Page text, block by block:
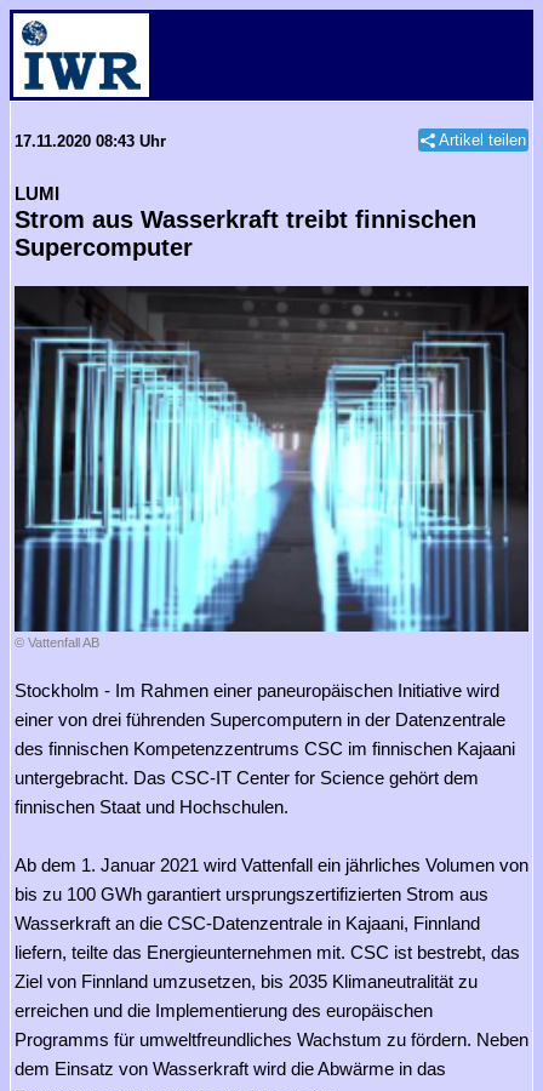
17.11.2020 08:43 Uhr Artikel teilen
LUMI
Strom aus Wasserkraft treibt finnischen
Supercomputer
© Vattenfall AB
Stockholm - Im Rahmen einer paneuropäischen Initiative wird
einer von drei führenden Supercomputern in der Datenzentrale
des finnischen Kompetenzzentrums CSC im finnischen Kajaani
untergebracht. Das CSC-IT Center for Science gehört dem
finnischen Staat und Hochschulen.
Ab dem 1. Januar 2021 wird Vattenfall ein jährliches Volumen von
bis zu 100 GWh garantiert ursprungszertifizierten Strom aus
Wasserkraft an die CSC-Datenzentrale in Kajaani, Finnland
liefern, teilte das Energieunternehmen mit. CSC ist bestrebt, das
Ziel von Finnland umzusetzen, bis 2035 Klimaneutralität zu
erreichen und die Implementierung des europäischen
Programms für umweltfreundliches Wachstum zu fördern. Neben
dem Einsatz von Wasserkraft wird die Abwärme in das